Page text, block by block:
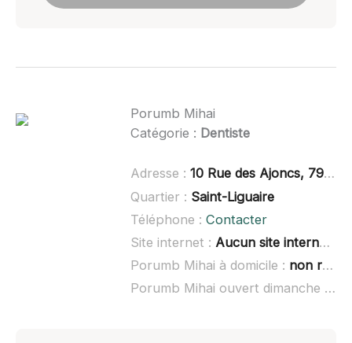
Porumb Mihai
Catégorie : Dentiste
Adresse : 10 Rue des Ajoncs, 79000 Niort
Quartier : Saint-Liguaire
Téléphone : Contacter
Site internet : Aucun site internet connu
Porumb Mihai à domicile : non renseigné
Porumb Mihai ouvert dimanche :